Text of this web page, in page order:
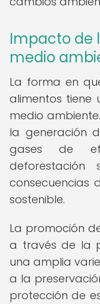
Impacto de
medio
La forma en
alimentos tiene
medio
la generación
gases de
consecuencias
sostenible.
La promoción
a través de la
una amplia
a la
protección de